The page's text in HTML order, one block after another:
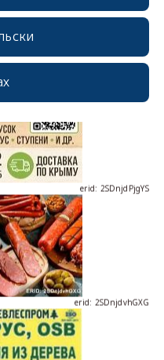
erid: 2SDnjcrDNw6
erid: 2SDnjdvhGXG